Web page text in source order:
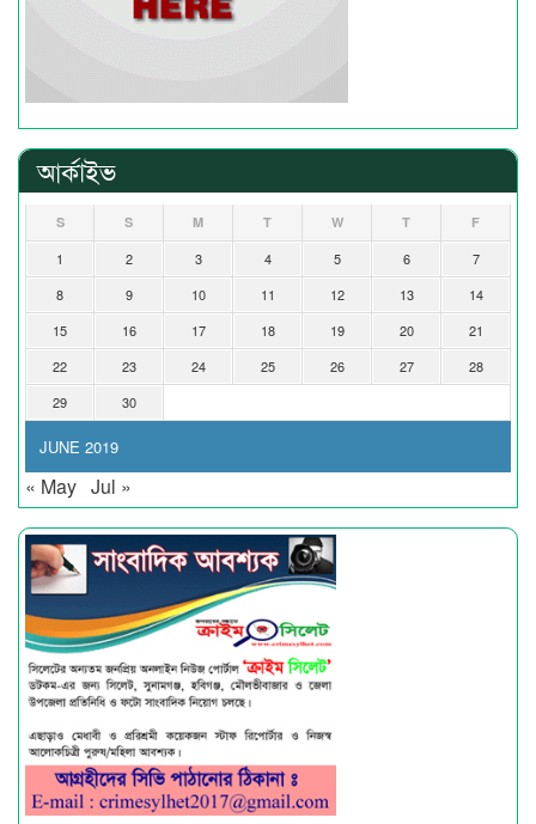
আর্কাইভ
JUNE 2019
S S M T W T F
1 2 3 4 5 6
7
8
9 10 11 12 13
14
15
16 17 18 19 20
21
22
23 24 25 26 27
28
29
30
« May Jul »